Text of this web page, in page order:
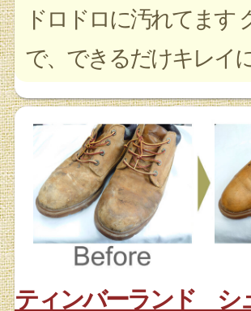
ドロドロに汚れてます
で、できるだけキレイ